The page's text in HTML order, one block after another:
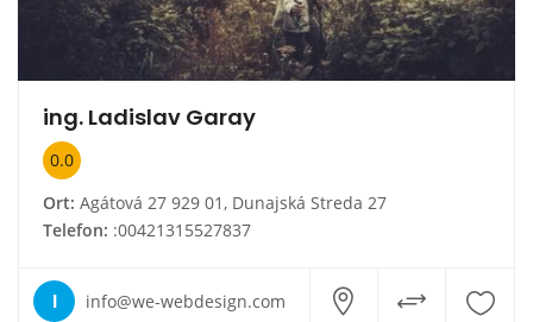
ing. Ladislav Garay
0.0
Ort: Agátová 27 929 01, Dunajská Streda 27
Telefon: :00421315527837
I info@we-webdesign.com